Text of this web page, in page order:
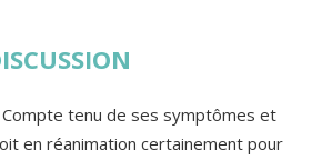
Compte tenu de ses symptômes et
en réanimation certainement pour